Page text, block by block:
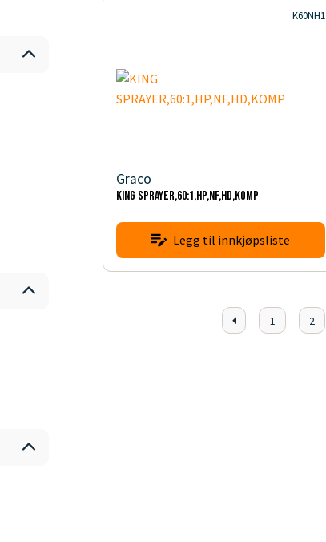
K60NH1
Graco
KING SPRAYER,60:1,HP,NF,HD,KOMP
Legg til innkjøpsliste
1 2